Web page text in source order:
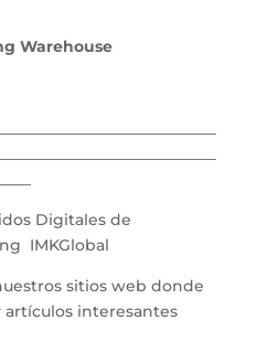
Warehouse
Digitales de
IMKGlobal
sitios web donde
artículos interesantes